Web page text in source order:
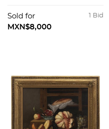
cm.
1 Bid
Sold for
MXN$8,000